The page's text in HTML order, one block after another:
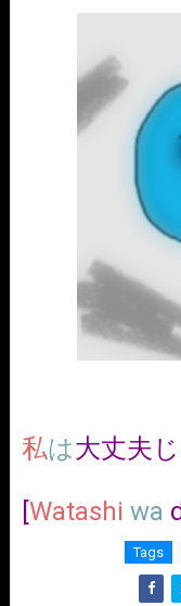
私は大丈夫
[Watashi wa
Tags